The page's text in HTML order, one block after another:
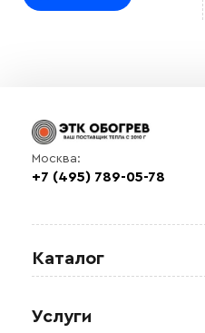
Москва:
+7 (495) 789-05-78
Каталог
Услуги